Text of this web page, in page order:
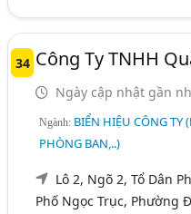
34 Công Ty TNHH
Ngày cập nhật gần
Ngành: BIỂN HIỆU CÔNG TY
PHÒNG BAN,..)
Lô 2, Ngõ 2, Tổ Dân
Phố Ngọc Trục, Phường